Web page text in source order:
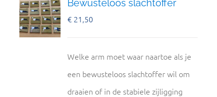
Bewusteloos slachtoffer
€ 21,50
Welke arm moet waar naartoe als je
een bewusteloos slachtoffer wil om
draaien of in de stabiele zijligging